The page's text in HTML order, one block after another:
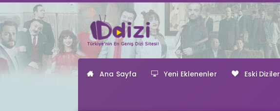
Ana Sayfa Yeni Eklenenler Eski Diziler